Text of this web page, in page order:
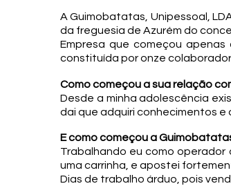
A Guimobatatas, Unipessoal,
da freguesia de Azurém do
Empresa que começou
constituída por onze
Como começou a sua relação
Desde a minha adolescência
dai que adquiri conhecimentos e
E como começou a
Trabalhando eu como operador
uma carrinha, e apostei
Dias de trabalho árduo, pois